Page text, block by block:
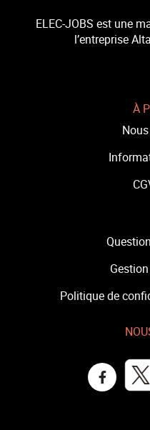
ELEC-JOBS est une
l’entreprise
À
Politique de